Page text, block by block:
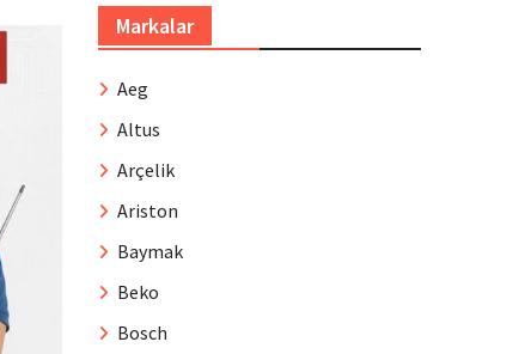
Markalar
Aeg
Altus
Arçelik
Ariston
Baymak
Beko
Bosch